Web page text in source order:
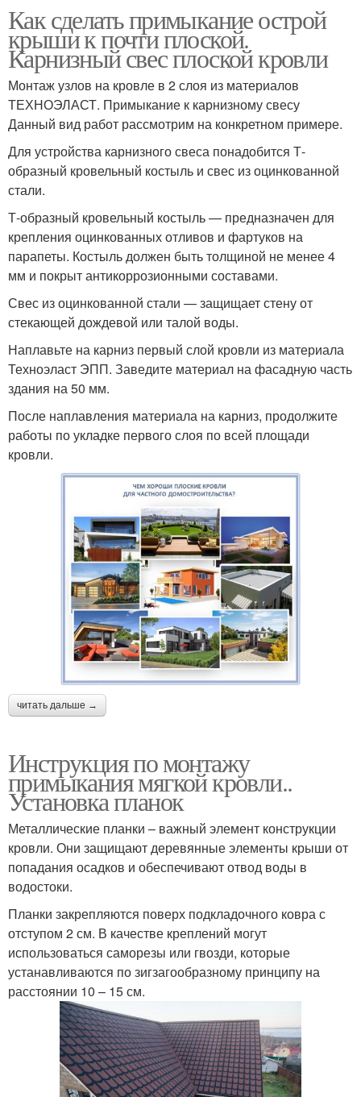
Как сделать примыкание острой
крыши к почти плоской.
Карнизный свес плоской кровли
Монтаж узлов на кровле в 2 слоя из материалов
ТЕХНОЭЛАСТ. Примыкание к карнизному свесу
Данный вид работ рассмотрим на конкретном примере.
Для устройства карнизного свеса понадобится Т-
образный кровельный костыль и свес из оцинкованной
стали.
Т-образный кровельный костыль — предназначен для
крепления оцинкованных отливов и фартуков на
парапеты. Костыль должен быть толщиной не менее 4
мм и покрыт антикоррозионными составами.
Свес из оцинкованной стали — защищает стену от
стекающей дождевой или талой воды.
Наплавьте на карниз первый слой кровли из материала
Техноэласт ЭПП. Заведите материал на фасадную часть
здания на 50 мм.
После наплавления материала на карниз, продолжите
работы по укладке первого слоя по всей площади
кровли.
читать дальше →
Инструкция по монтажу
примыкания мягкой кровли..
Установка планок
Металлические планки – важный элемент конструкции
кровли. Они защищают деревянные элементы крыши от
попадания осадков и обеспечивают отвод воды в
водостоки.
Планки закрепляются поверх подкладочного ковра с
отступом 2 см. В качестве креплений могут
использоваться саморезы или гвозди, которые
устанавливаются по зигзагообразному принципу на
расстоянии 10 – 15 см.